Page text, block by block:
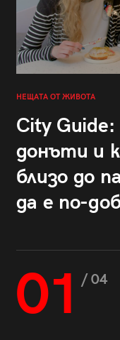
НЕЩАТА ОТ ЖИВОТА
City
донъти и
близо до
да е по-
01 / 04